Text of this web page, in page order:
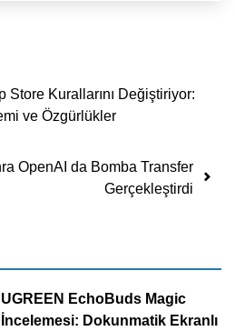
Store Kurallarını Değiştiriyor:
ve Özgürlükler
OpenAI da Bomba Transfer
Gerçekleştirdi
UGREEN EchoBuds Magic
İncelemesi: Dokunmatik Ekranlı